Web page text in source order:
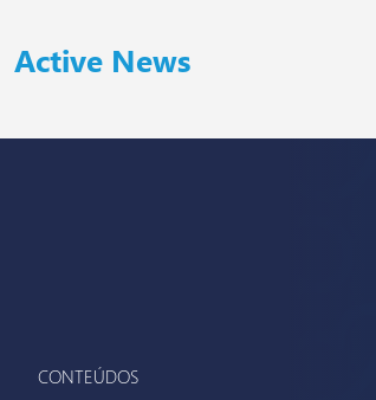
Active News
CONTEÚDOS